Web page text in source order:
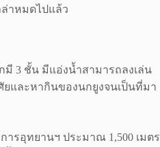
ล่าหมดไปแล้ว
มี 3 ชั้น มีแอ่งน้ำสามารถลงเล่น
ยและหากินของนกยูงจนเป็นที่มา
รอุทยานฯ ประมาณ 1,500 เมตร